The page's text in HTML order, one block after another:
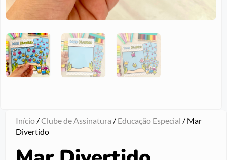
Início /Clube de Assinatura / Educação Especial / Mar
Divertido